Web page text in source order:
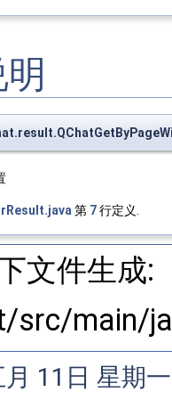
第 7行定义.
文件生成:
src/main/
11日 星期